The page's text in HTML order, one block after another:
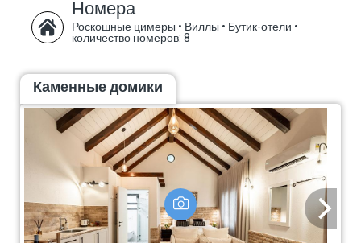
Номера
Роскошные цимеры • Виллы • Бутик-отели •
количество номеров: 8
Каменные домики